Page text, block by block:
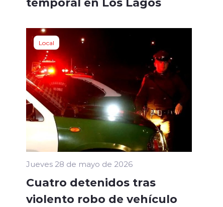
Local
Jueves 28 de mayo de 2026
Cuatro detenidos tras
violento robo de vehículo